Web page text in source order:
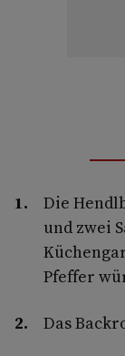
Die
und zwei
Pfeffer
Das